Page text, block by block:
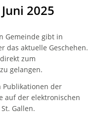
2025
Gemeinde gibt in
das aktuelle Geschehen.
zum
gelangen.
Publikationen der
auf der elektronischen
Gallen.